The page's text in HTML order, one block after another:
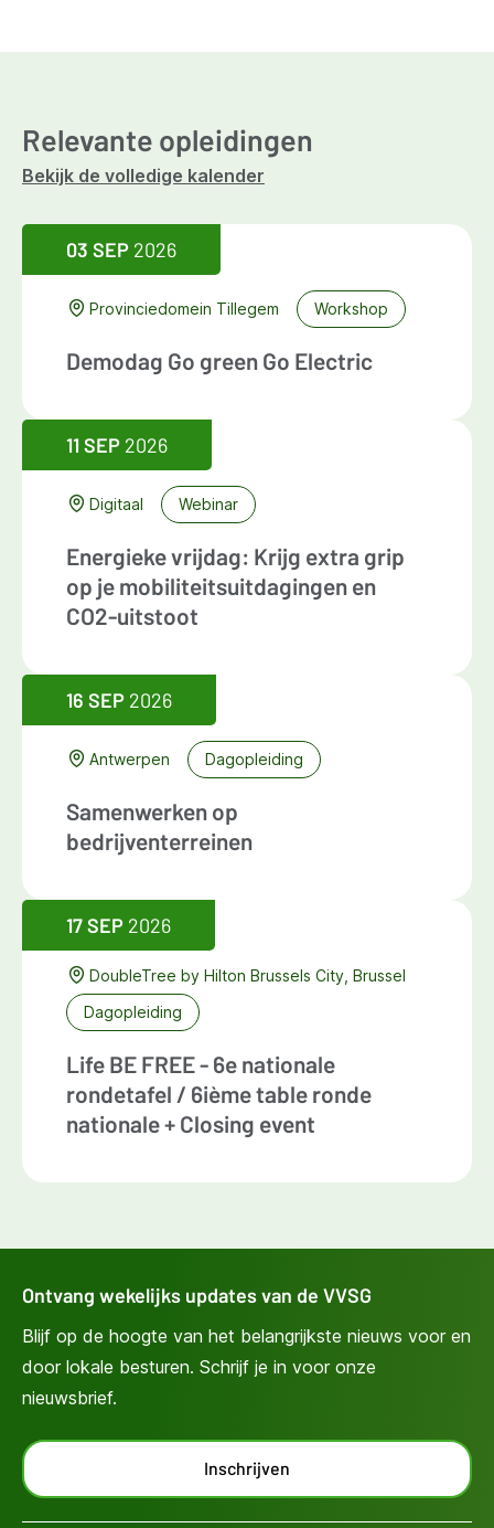
Relevante opleidingen
Bekijk de volledige kalender
03 SEP 2026
Provinciedomein Tillegem Workshop
Demodag Go green Go Electric
11 SEP 2026
Digitaal Webinar
Energieke vrijdag: Krijg extra grip
op je mobiliteitsuitdagingen en
CO2-uitstoot
16 SEP 2026
Antwerpen Dagopleiding
Samenwerken op
bedrijventerreinen
17 SEP 2026
DoubleTree by Hilton Brussels City, Brussel
Dagopleiding
Life BE FREE - 6e nationale
rondetafel / 6ième table ronde
nationale + Closing event
Ontvang wekelijks updates van de VVSG
Blijf op de hoogte van het belangrijkste nieuws voor en
door lokale besturen. Schrijf je in voor onze
nieuwsbrief.
Inschrijven